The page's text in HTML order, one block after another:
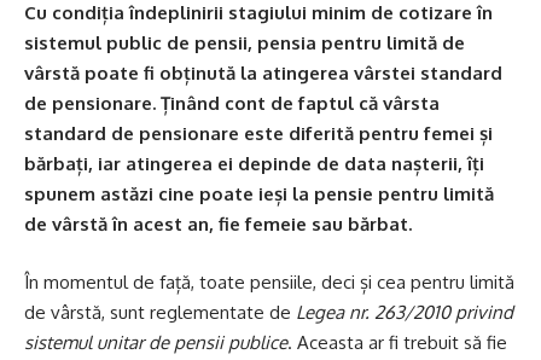
Cu condiția îndeplinirii stagiului minim de cotizare în
sistemul public de pensii, pensia pentru limită de
vârstă poate fi obținută la atingerea vârstei standard
de pensionare. Ținând cont de faptul că vârsta
standard de pensionare este diferită pentru femei și
bărbați, iar atingerea ei depinde de data nașterii, îți
spunem astăzi cine poate ieși la pensie pentru limită
de vârstă în acest an, fie femeie sau bărbat.
În momentul de față, toate pensiile, deci și cea pentru limită
de vârstă, sunt reglementate de Legea nr. 263/2010 privind
sistemul unitar de pensii publice. Aceasta ar fi trebuit să fie